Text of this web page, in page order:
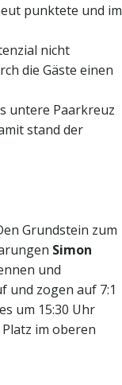
punktete und im
nicht
die Gäste einen
untere Paarkreuz
stand der
Grundstein zum
Simon
und
und zogen auf 7:1
um 15:30 Uhr
im oberen